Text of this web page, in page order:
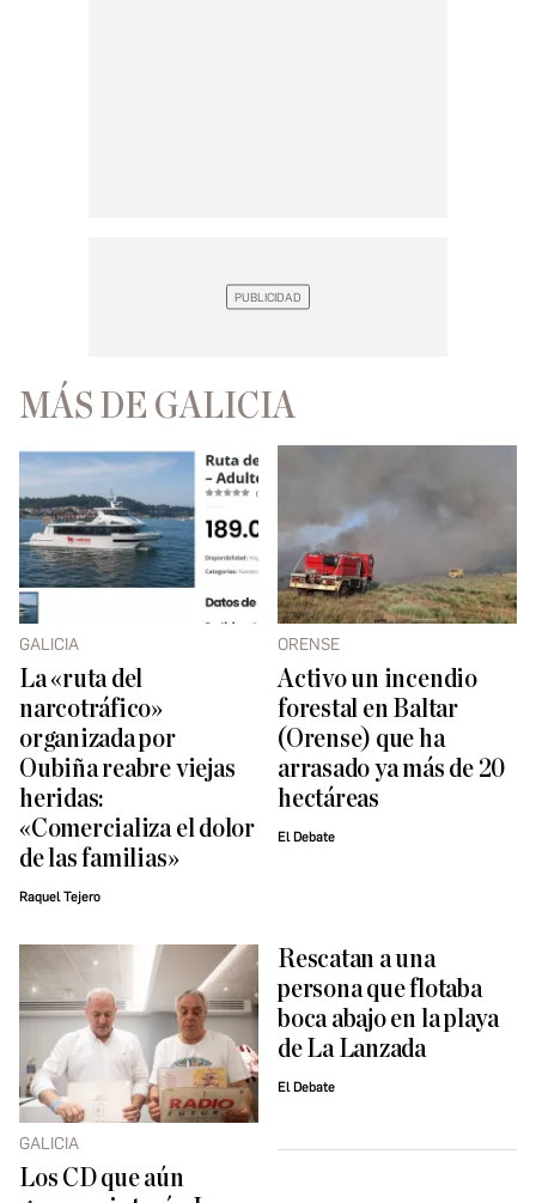
MÁS DE GALICIA
GALICIA
La «ruta del
narcotráfico»
organizada por
Oubiña reabre viejas
heridas:
«Comercializa el dolor
de las familias»
Raquel Tejero
ORENSE
Activo un incendio
forestal en Baltar
(Orense) que ha
arrasado ya más de 20
hectáreas
El Debate
GALICIA
Los CD que aún
Rescatan a una
persona que flotaba
boca abajo en la playa
de La Lanzada
El Debate